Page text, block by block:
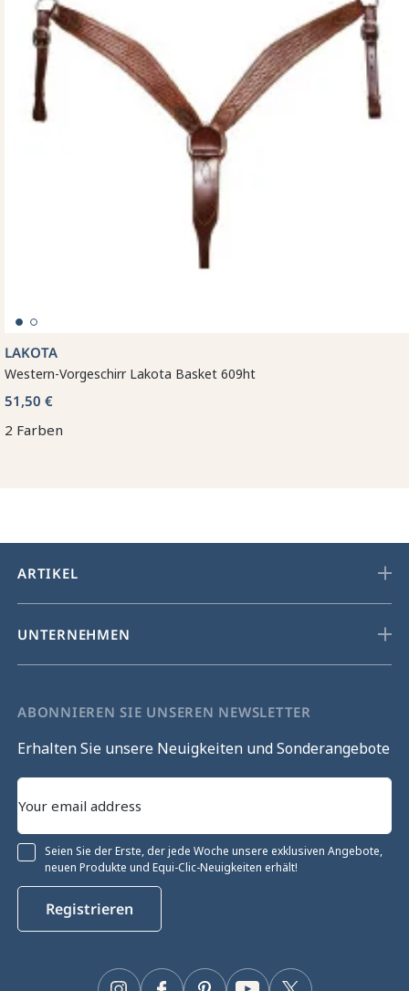
LAKOTA
Western-Vorgeschirr Lakota Basket 609ht
51,50 €
2 Farben
ARTIKEL
UNTERNEHMEN
ABONNIEREN SIE UNSEREN NEWSLETTER
Erhalten Sie unsere Neuigkeiten und Sonderangebote
Seien Sie der Erste, der jede Woche unsere exklusiven Angebote,
neuen Produkte und Equi-Clic-Neuigkeiten erhält!
Registrieren